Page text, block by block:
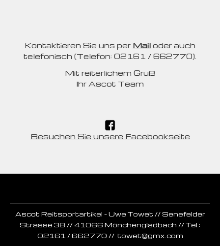
Kontaktieren Sie uns per Mail oder auch
telefonisch (Telefon: 02161 / 662770).
Mit reiterlichem Gruß
Ihr Ascot Team
Besuchen Sie unsere Facebookseite
Ascot Reitsportartikel - Uwe Towet // Senefelder
Strasse 38 // 41066 Mönchengladbach // Tel.:
02161 / 662770 // towet@gmx.com